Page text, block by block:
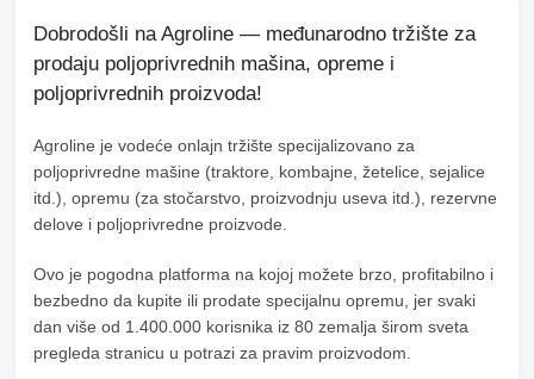
Dobrodošli na Agroline — međunarodno tržište za
prodaju poljoprivrednih mašina, opreme i
poljoprivrednih proizvoda!
Agroline je vodeće onlajn tržište specijalizovano za
poljoprivredne mašine (traktore, kombajne, žetelice, sejalice
itd.), opremu (za stočarstvo, proizvodnju useva itd.), rezervne
delove i poljoprivredne proizvode.
Ovo je pogodna platforma na kojoj možete brzo, profitabilno i
bezbedno da kupite ili prodate specijalnu opremu, jer svaki
dan više od 1.400.000 korisnika iz 80 zemalja širom sveta
pregleda stranicu u potrazi za pravim proizvodom.